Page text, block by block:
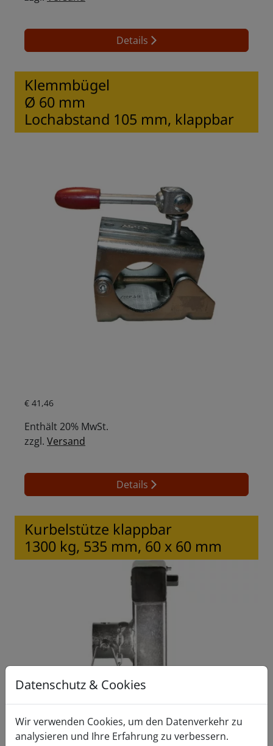
Details
Klemmbügel
Ø 60 mm
Lochabstand 105 mm, klappbar
€ 41,46Aktueller Preis ist: € 41,46.
Enthält 20% MwSt.
zzgl. Versand
Details
Kurbelstütze klappbar
1300 kg, 535 mm, 60 x 60 mm
Datenschutz & Cookies
Wir verwenden Cookies, um den Datenverkehr zu
analysieren und Ihre Erfahrung zu verbessern.